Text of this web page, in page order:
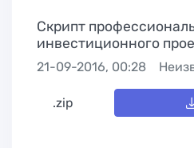
Cкрипт
инвестиционного
21-09-2016, 00:28
.zip